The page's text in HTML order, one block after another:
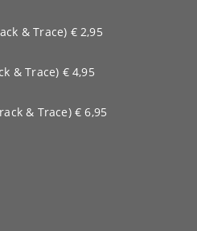
& Trace) € 2,95
& Trace) € 4,95
& Trace) € 6,95